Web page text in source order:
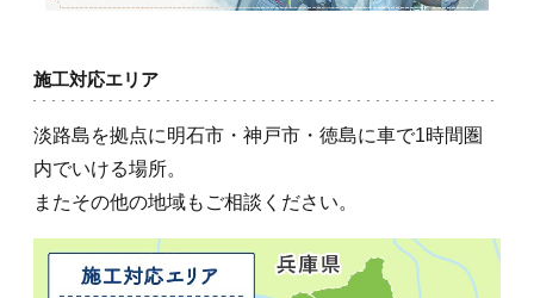
施工対応エリア
淡路島を拠点に明石市・神戸市・徳島に車で1時間圏
内でいける場所。
またその他の地域もご相談ください。